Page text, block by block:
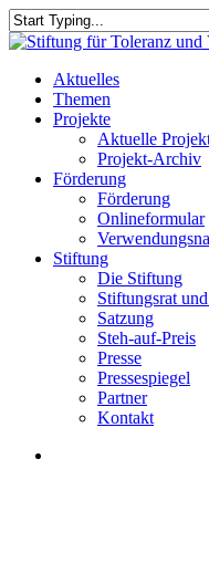
Skip
to
content
Close
search
Menu
Aktuelles
Themen
Projekte
Aktuelle
Projekt-Archiv
Förderung
Förderung
Onlineformular
Stiftung
Die Stiftung
Stiftungsrat
Satzung
Steh-auf-Preis
Presse
Pressespiegel
Partner
Kontakt